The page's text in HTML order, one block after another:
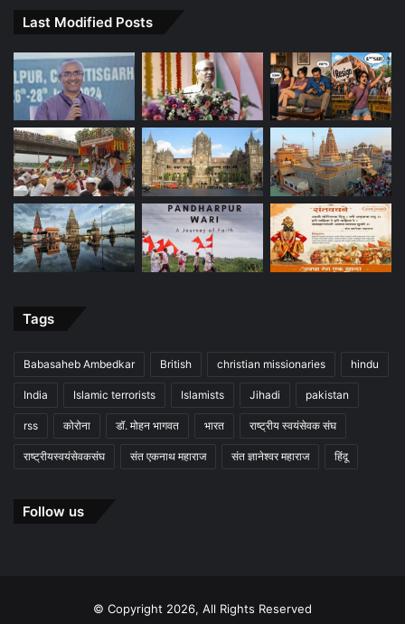
Last Modified Posts
Tags
Babasaheb Ambedkar British christian missionaries hindu
India Islamic terrorists Islamists Jihadi pakistan
rss कोरोना डॉ. मोहन भागवत भारत राष्ट्रीय स्वयंसेवक संघ
राष्ट्रीयस्वयंसेवकसंघ संत एकनाथ महाराज संत ज्ञानेश्वर महाराज हिंदू
Follow us
© Copyright 2026, All Rights Reserved